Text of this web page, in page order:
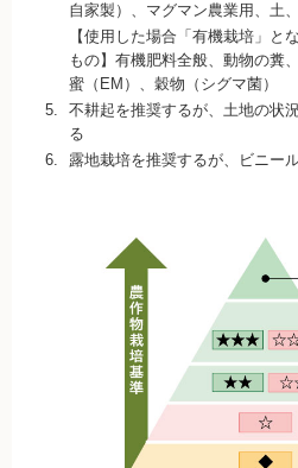
初めての方へ
新規一般会員登録
果物
無農薬米・雑穀
無農薬豆
国産大豆の加工品
たまご・乳製品
冷蔵食品他
自家製）、マグマン農業用、土
【使用した場合「有機栽培」と
もの】有機肥料全般、動物の糞
蜜（EM）、穀物（シグマ菌）
5.
不耕起を推奨するが、土地の状
る
6.
露地栽培を推奨するが、ビニー